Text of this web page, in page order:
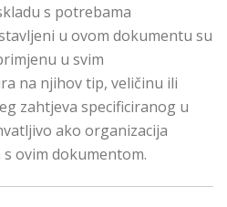
s potrebama
u ovom dokumentu su
u svim
na njihov tip, veličinu ili
zahtjeva specificiranog u
ako organizacija
ovim dokumentom.